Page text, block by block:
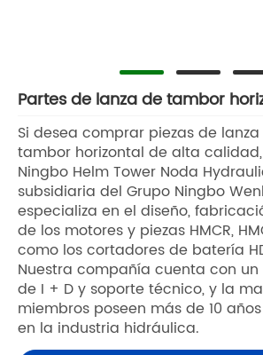
Partes de lanza de tambor
Si desea comprar piezas de
tambor horizontal de alta
Ningbo Helm Tower Noda
subsidiaria del Grupo Ningbo
especializa en el diseño,
de los motores y piezas HMCR,
como los cortadores de batería
Nuestra compañía cuenta con
de I + D y soporte técnico, y la
miembros poseen más de 10
en la industria hidráulica.